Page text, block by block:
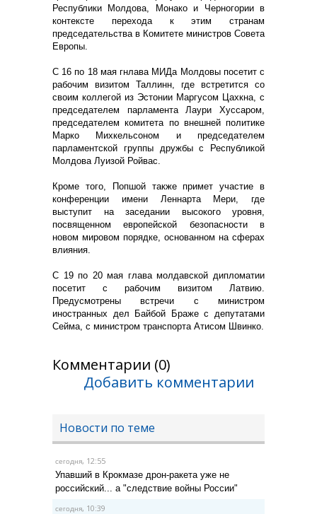
Республики Молдова, Монако и Черногории в
контексте перехода к этим странам
председательства в Комитете министров Совета
Европы.
С 16 по 18 мая гнлава МИДа Молдовы посетит с
рабочим визитом Таллинн, где встретится со
своим коллегой из Эстонии Маргусом Цахкна, с
председателем парламента Лаури Хуссаром,
председателем комитета по внешней политике
Марко Михкельсоном и председателем
парламентской группы дружбы с Республикой
Молдова Луизой Ройвас.
Кроме того, Попшой также примет участие в
конференции имени Леннарта Мери, где
выступит на заседании высокого уровня,
посвященном европейской безопасности в
новом мировом порядке, основанном на сферах
влияния.
С 19 по 20 мая глава молдавской дипломатии
посетит с рабочим визитом Латвию.
Предусмотрены встречи с министром
иностранных дел Байбой Браже с депутатами
Сейма, с министром транспорта Атисом Швинко.
Комментарии (0)
Добавить комментарии
Новости по теме
сегодня, 12:55
Упавший в Крокмазе дрон-ракета уже не
российский... а "следствие войны России"
сегодня, 10:39